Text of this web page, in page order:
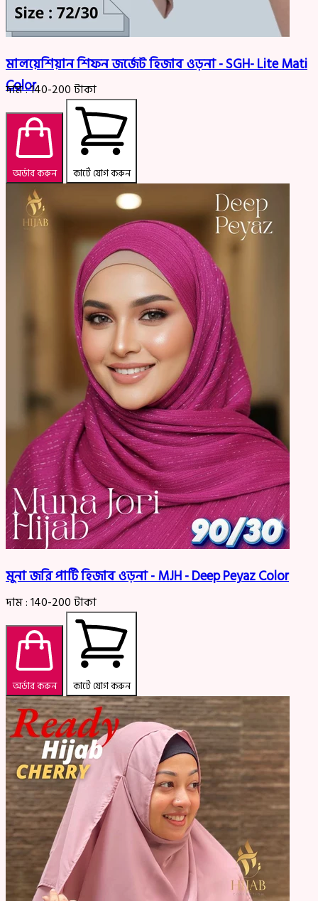
মালয়েশিয়ান শিফন জর্জেট হিজাব ওড়না - SGH- Lite Mati
Color
দাম :140-200টাকা
অর্ডার করুন কার্টে যোগ করুন
মুনা জরি পার্টি হিজাব ওড়না - MJH - Deep Peyaz Color
দাম :140-200টাকা
অর্ডার করুন কার্টে যোগ করুন